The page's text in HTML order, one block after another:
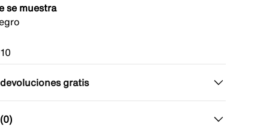
se muestra
gratis